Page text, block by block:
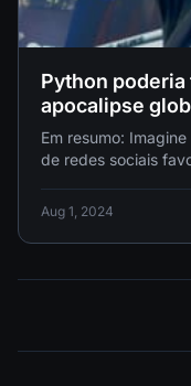
Python
apocalipse
Em resumo:
de redes sociais
Aug 1, 2024